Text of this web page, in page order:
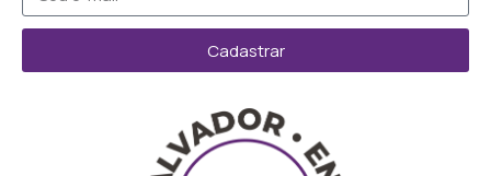
Cadastrar